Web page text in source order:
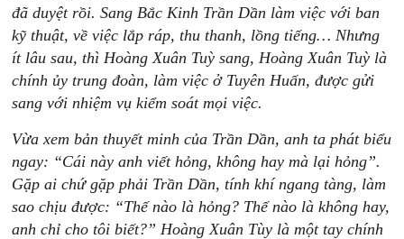
đã duyệt rồi. Sang Bắc Kinh Trần Dần làm việc với ban
kỹ thuật, về việc lắp ráp, thu thanh, lồng tiếng… Nhưng
ít lâu sau, thì Hoàng Xuân Tuỳ sang, Hoàng Xuân Tuỳ là
chính ủy trung đoàn, làm việc ở Tuyên Huấn, được gửi
sang với nhiệm vụ kiểm soát mọi việc.
Vừa xem bản thuyết minh của Trần Dần, anh ta phát biểu
ngay: “Cái này anh viết hỏng, không hay mà lại hỏng”.
Gặp ai chứ gặp phải Trần Dần, tính khí ngang tàng, làm
sao chịu được: “Thế nào là hỏng? Thế nào là không hay,
anh chỉ cho tôi biết?” Hoàng Xuân Tùy là một tay chính